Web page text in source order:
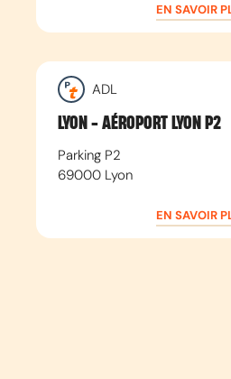
EN SAVOIR
ADL
LYON - AÉROPORT LYON P2
Parking P2
69000 Lyon
EN SAVOIR